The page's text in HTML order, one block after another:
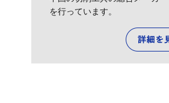
を行っています。